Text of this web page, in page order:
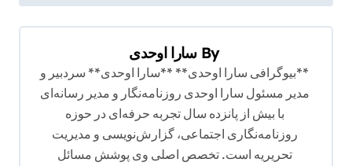
By سارا اوحدی
**بیوگرافی سارا اوحدی** **سارا اوحدی** سردبیر و
مدیر مسئول سارا اوحدی روزنامه‌نگار و مدیر رسانه‌ای
با بیش از پانزده سال تجربه حرفه‌ای در حوزه
روزنامه‌نگاری اجتماعی، گزارش‌نویسی و مدیریت
تحریریه است. تخصص اصلی وی پوشش مسائل